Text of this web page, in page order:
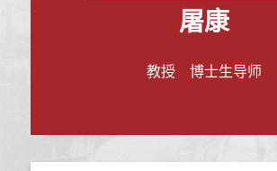
屠康
教授 博士生导师